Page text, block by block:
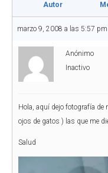
Autor
marzo 9, 2008 a las 5:57 pm
Anónimo
Inactivo
Hola, aquí dejo fotografía
ojos de gatos ) las que me
Salud